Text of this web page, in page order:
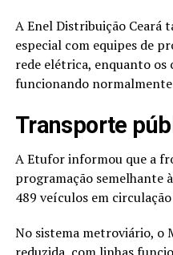
A Enel Distribuição Ceará
especial com equipes de
rede elétrica, enquanto os
funcionando
Transporte
A Etufor informou que a
programação semelhante
489 veículos em
No sistema metroviário, o
reduzida, com linhas